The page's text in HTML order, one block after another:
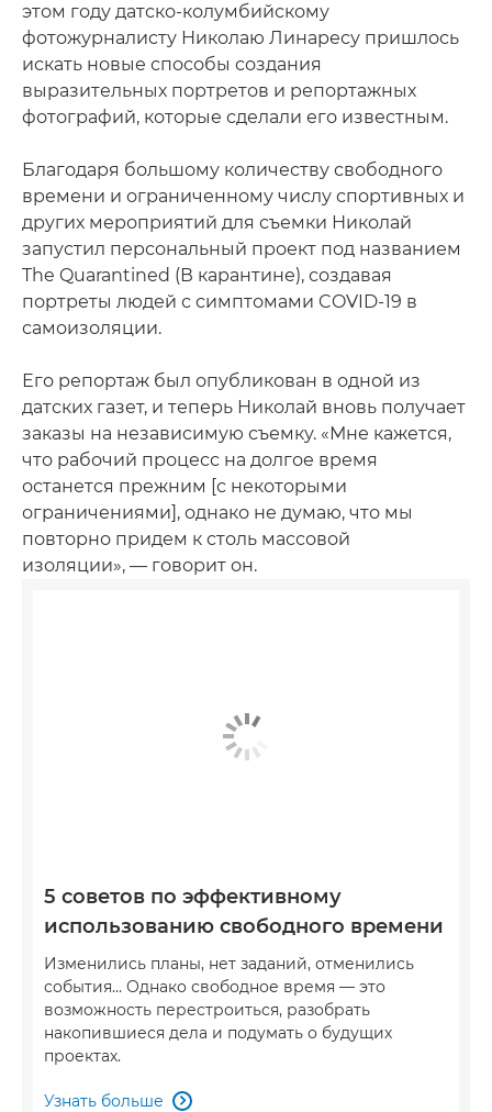
этом году датско-колумбийскому
фотожурналисту Николаю Линаресу пришлось
искать новые способы создания
выразительных портретов и репортажных
фотографий, которые сделали его известным.
Благодаря большому количеству свободного
времени и ограниченному числу спортивных и
других мероприятий для съемки Николай
запустил персональный проект под названием
The Quarantined (В карантине), создавая
портреты людей с симптомами COVID-19 в
самоизоляции.
Его репортаж был опубликован в одной из
датских газет, и теперь Николай вновь получает
заказы на независимую съемку. «Мне кажется,
что рабочий процесс на долгое время
останется прежним [с некоторыми
ограничениями], однако не думаю, что мы
повторно придем к столь массовой
изоляции», — говорит он.
5 советов по эффективному
использованию свободного времени
Изменились планы, нет заданий, отменились
события… Однако свободное время — это
возможность перестроиться, разобрать
накопившиеся дела и подумать о будущих
проектах.
Узнать больше 